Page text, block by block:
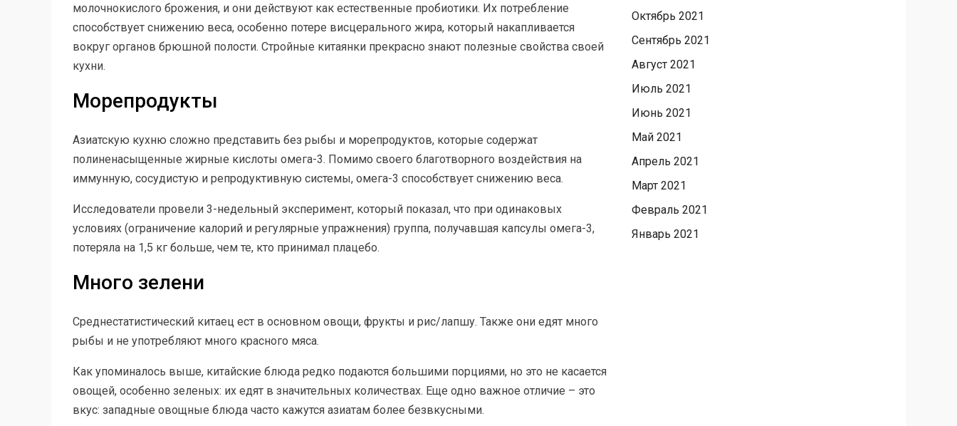
молочнокислого брожения, и они действуют как естественные пробиотики. Их потребление
способствует снижению веса, особенно потере висцерального жира, который накапливается
вокруг органов брюшной полости. Стройные китаянки прекрасно знают полезные свойства своей
кухни.
Морепродукты
Азиатскую кухню сложно представить без рыбы и морепродуктов, которые содержат
полиненасыщенные жирные кислоты омега-3. Помимо своего благотворного воздействия на
иммунную, сосудистую и репродуктивную системы, омега-3 способствует снижению веса.
Исследователи провели 3-недельный эксперимент, который показал, что при одинаковых
условиях (ограничение калорий и регулярные упражнения) группа, получавшая капсулы омега-3,
потеряла на 1,5 кг больше, чем те, кто принимал плацебо.
Много зелени
Среднестатистический китаец ест в основном овощи, фрукты и рис/лапшу. Также они едят много
рыбы и не употребляют много красного мяса.
Как упоминалось выше, китайские блюда редко подаются большими порциями, но это не касается
овощей, особенно зеленых: их едят в значительных количествах. Еще одно важное отличие – это
вкус: западные овощные блюда часто кажутся азиатам более безвкусными.
Октябрь 2021
Сентябрь 2021
Август 2021
Июль 2021
Июнь 2021
Май 2021
Апрель 2021
Март 2021
Февраль 2021
Январь 2021